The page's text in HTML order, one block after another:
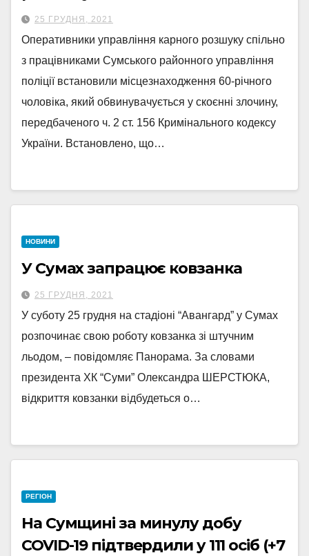
25 ГРУДНЯ, 2021
Оперативники управління карного розшуку спільно
з працівниками Сумського районного управління
поліції встановили місцезнаходження 60-річного
чоловіка, який обвинувачується у скоєнні злочину,
передбаченого ч. 2 ст. 156 Кримінального кодексу
України. Встановлено, що…
НОВИНИ
У Сумах запрацює ковзанка
25 ГРУДНЯ, 2021
У суботу 25 грудня на стадіоні “Авангард” у Сумах
розпочинає свою роботу ковзанка зі штучним
льодом, – повідомляє Панорама. За словами
президента ХК “Суми” Олександра ШЕРСТЮКА,
відкриття ковзанки відбудеться о…
РЕГІОН
На Сумщині за минулу добу
COVID-19 підтвердили у 111 осіб (+7